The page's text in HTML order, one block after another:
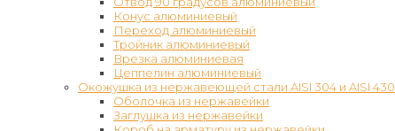
Конус алюминиевый
Переход алюминиевый
Тройник алюминиевый
Врезка алюминиевая
Цеппелин алюминиевый
Окожушка из нержавеющей стали AISI 304 и AISI 430
Оболочка из нержавейки
Заглушка из нержавейки